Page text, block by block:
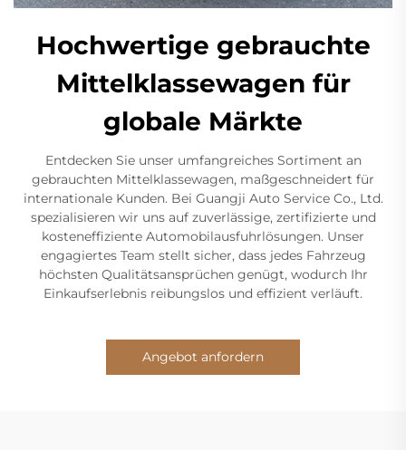
Hochwertige gebrauchte
Mittelklassewagen für
globale Märkte
Entdecken Sie unser umfangreiches Sortiment an
gebrauchten Mittelklassewagen, maßgeschneidert für
internationale Kunden. Bei Guangji Auto Service Co., Ltd.
spezialisieren wir uns auf zuverlässige, zertifizierte und
kosteneffiziente Automobilausfuhrlösungen. Unser
engagiertes Team stellt sicher, dass jedes Fahrzeug
höchsten Qualitätsansprüchen genügt, wodurch Ihr
Einkaufserlebnis reibungslos und effizient verläuft.
Angebot anfordern